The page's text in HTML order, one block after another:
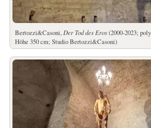
Bertozzi&Casoni, Der Tod des Eros(2000-2023;
Höhe 350 cm; Studio Bertozzi&Casoni)